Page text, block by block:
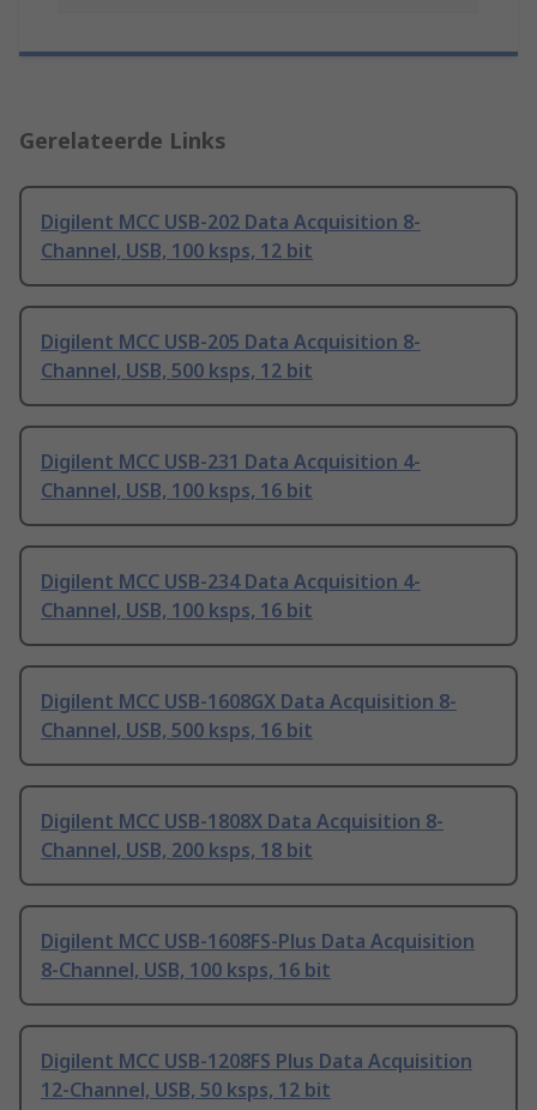
Gerelateerde Links
Digilent MCC USB-202 Data Acquisition 8-
Channel, USB, 100 ksps, 12 bit
Digilent MCC USB-205 Data Acquisition 8-
Channel, USB, 500 ksps, 12 bit
Digilent MCC USB-231 Data Acquisition 4-
Channel, USB, 100 ksps, 16 bit
Digilent MCC USB-234 Data Acquisition 4-
Channel, USB, 100 ksps, 16 bit
Digilent MCC USB-1608GX Data Acquisition 8-
Channel, USB, 500 ksps, 16 bit
Digilent MCC USB-1808X Data Acquisition 8-
Channel, USB, 200 ksps, 18 bit
Digilent MCC USB-1608FS-Plus Data Acquisition
8-Channel, USB, 100 ksps, 16 bit
Digilent MCC USB-1208FS Plus Data Acquisition
12-Channel, USB, 50 ksps, 12 bit